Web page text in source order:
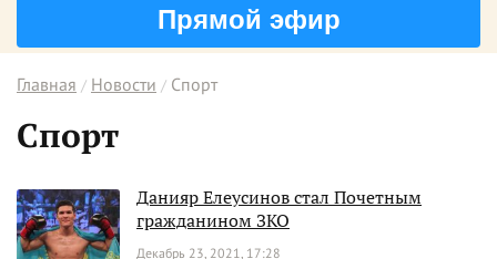
Прямой эфир
Главная Новости Спорт
Спорт
Данияр Елеусинов стал Почетным
гражданином ЗКО
Декабрь 23, 2021, 17:28